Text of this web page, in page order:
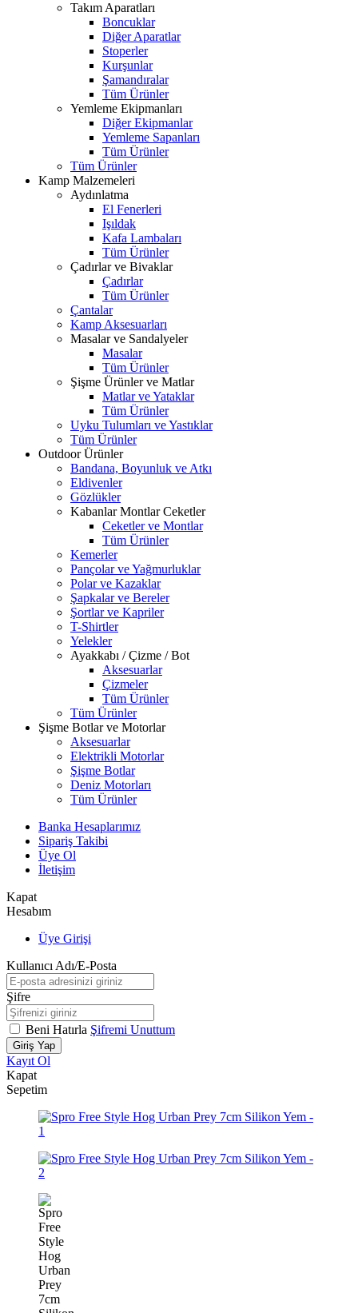
Takım Aparatları
Boncuklar
Diğer Aparatlar
Stoperler
Kurşunlar
Şamandıralar
Tüm Ürünler
Yemleme Ekipmanları
Diğer Ekipmanlar
Yemleme Sapanları
Tüm Ürünler
Tüm Ürünler
Kamp Malzemeleri
Aydınlatma
El Fenerleri
Işıldak
Kafa Lambaları
Tüm Ürünler
Çadırlar ve Bivaklar
Çadırlar
Tüm Ürünler
Çantalar
Kamp Aksesuarları
Masalar ve Sandalyeler
Masalar
Tüm Ürünler
Şişme Ürünler ve Matlar
Matlar ve Yataklar
Tüm Ürünler
Uyku Tulumları ve Yastıklar
Tüm Ürünler
Outdoor Ürünler
Bandana, Boyunluk ve Atkı
Eldivenler
Gözlükler
Kabanlar Montlar Ceketler
Ceketler ve Montlar
Tüm Ürünler
Kemerler
Pançolar ve Yağmurluklar
Polar ve Kazaklar
Şapkalar ve Bereler
Şortlar ve Kapriler
T-Shirtler
Yelekler
Ayakkabı / Çizme / Bot
Aksesuarlar
Çizmeler
Tüm Ürünler
Tüm Ürünler
Şişme Botlar ve Motorlar
Aksesuarlar
Elektrikli Motorlar
Şişme Botlar
Deniz Motorları
Tüm Ürünler
Banka Hesaplarımız
Sipariş Takibi
Üye Ol
İletişim
Kapat
Hesabım
Üye Girişi
Kullanıcı Adı/E-Posta
Şifre
Beni Hatırla Şifremi Unuttum
Giriş Yap
Kayıt Ol
Kapat
Sepetim